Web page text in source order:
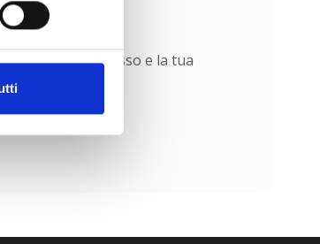
Il tuo successo e la tua